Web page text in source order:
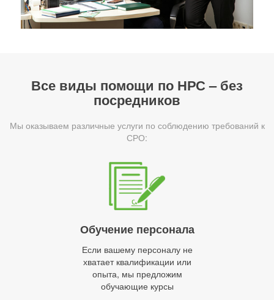
Все виды помощи по НРС – без
посредников
Мы оказываем различные услуги по соблюдению требований к
СРО:
Обучение персонала
Если вашему персоналу не
хватает квалификации или
опыта, мы предложим
обучающие курсы